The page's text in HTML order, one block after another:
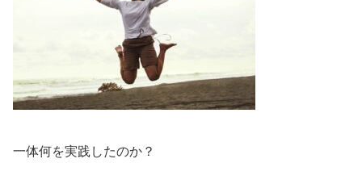
一体何を実践したのか？